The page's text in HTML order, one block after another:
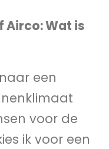
Wat is
een
voor de
ik voor een